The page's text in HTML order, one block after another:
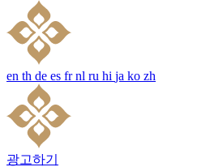
en th de es fr nl ru hi ja ko zh
광고하기